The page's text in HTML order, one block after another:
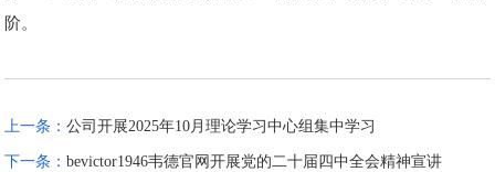
阶。
上一条：公司开展2025年10月理论学习中心组集中学习
下一条：bevictor1946韦德官网开展党的二十届四中全会精神宣讲